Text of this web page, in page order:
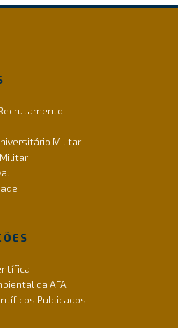
Militar
da AFA
Publicados